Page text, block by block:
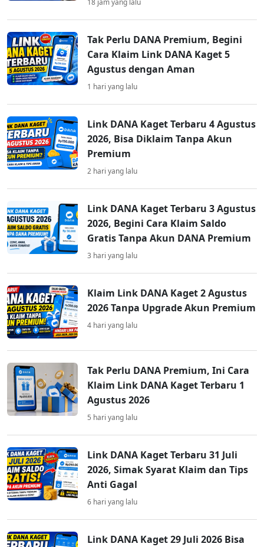
18 jam yang lalu
Tak Perlu DANA Premium, Begini
Cara Klaim Link DANA Kaget 5
Agustus dengan Aman
1 hari yang lalu
Link DANA Kaget Terbaru 4 Agustus
2026, Bisa Diklaim Tanpa Akun
Premium
2 hari yang lalu
Link DANA Kaget Terbaru 3 Agustus
2026, Begini Cara Klaim Saldo
Gratis Tanpa Akun DANA Premium
3 hari yang lalu
Klaim Link DANA Kaget 2 Agustus
2026 Tanpa Upgrade Akun Premium
4 hari yang lalu
Tak Perlu DANA Premium, Ini Cara
Klaim Link DANA Kaget Terbaru 1
Agustus 2026
5 hari yang lalu
Link DANA Kaget Terbaru 31 Juli
2026, Simak Syarat Klaim dan Tips
Anti Gagal
6 hari yang lalu
Link DANA Kaget 29 Juli 2026 Bisa